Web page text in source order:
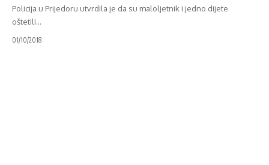
Policija u Prijedoru utvrdila je da su maloljetnik i jedno dijete
oštetili…
01/10/2018